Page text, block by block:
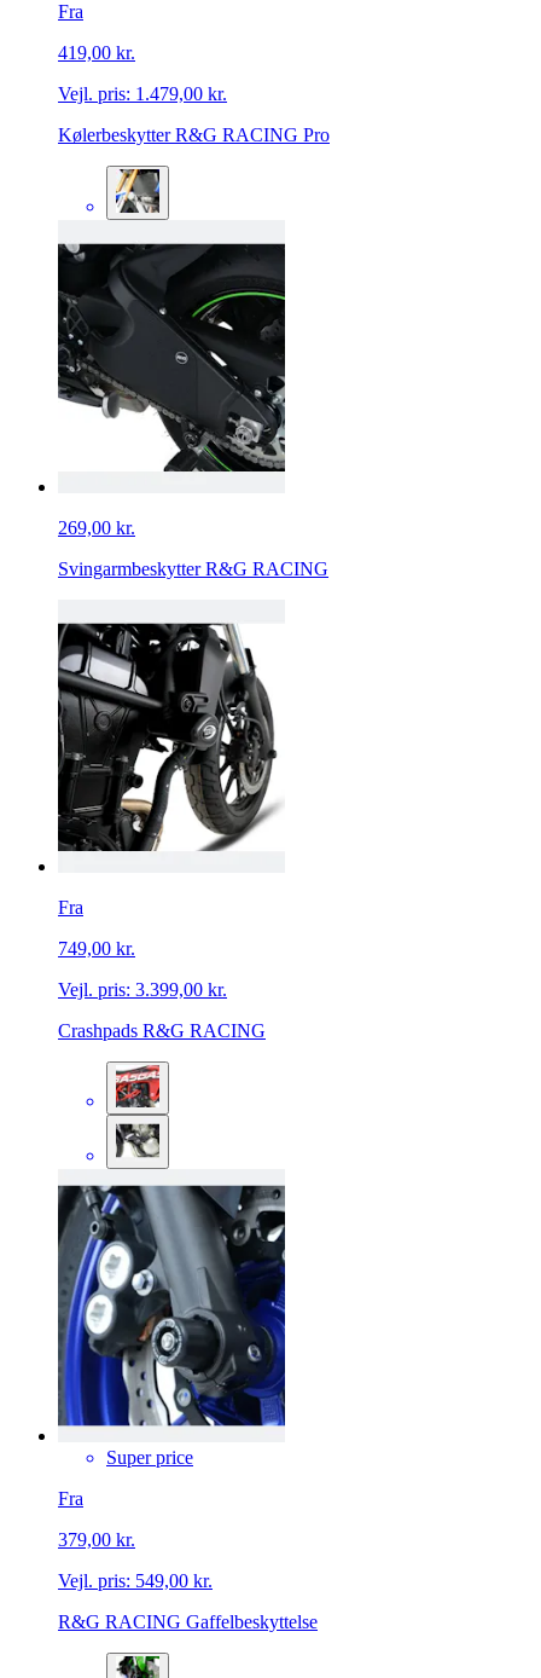
Fra
419,00 kr.
Vejl. pris: 1.479,00 kr.
Kølerbeskytter R&G RACING Pro
269,00 kr.
Svingarmbeskytter R&G RACING
Fra
749,00 kr.
Vejl. pris: 3.399,00 kr.
Crashpads R&G RACING
Super price
Fra
379,00 kr.
Vejl. pris: 549,00 kr.
R&G RACING Gaffelbeskyttelse